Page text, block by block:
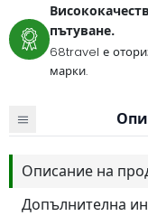
пътуване.
68travel е
марки.
Описание на
Допълнителна